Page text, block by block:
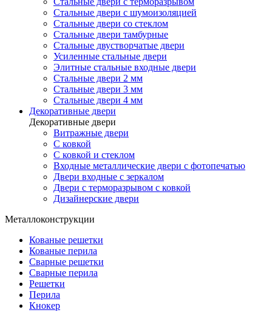
Стальные двери с шумоизоляцией
Стальные двери со стеклом
Стальные двери тамбурные
Стальные двустворчатые двери
Усиленные стальные двери
Элитные стальные входные двери
Стальные двери 2 мм
Стальные двери 3 мм
Стальные двери 4 мм
Декоративные двери
Декоративные двери
Витражные двери
С ковкой
С ковкой и стеклом
Входные металлические двери с фотопечатью
Двери входные с зеркалом
Двери с терморазрывом с ковкой
Дизайнерские двери
Металлоконструкции
Кованые решетки
Кованые перила
Сварные решетки
Сварные перила
Решетки
Перила
Кнокер